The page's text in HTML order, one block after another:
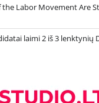
Labor Movement Are
laimi 2 iš 3 lenktynių